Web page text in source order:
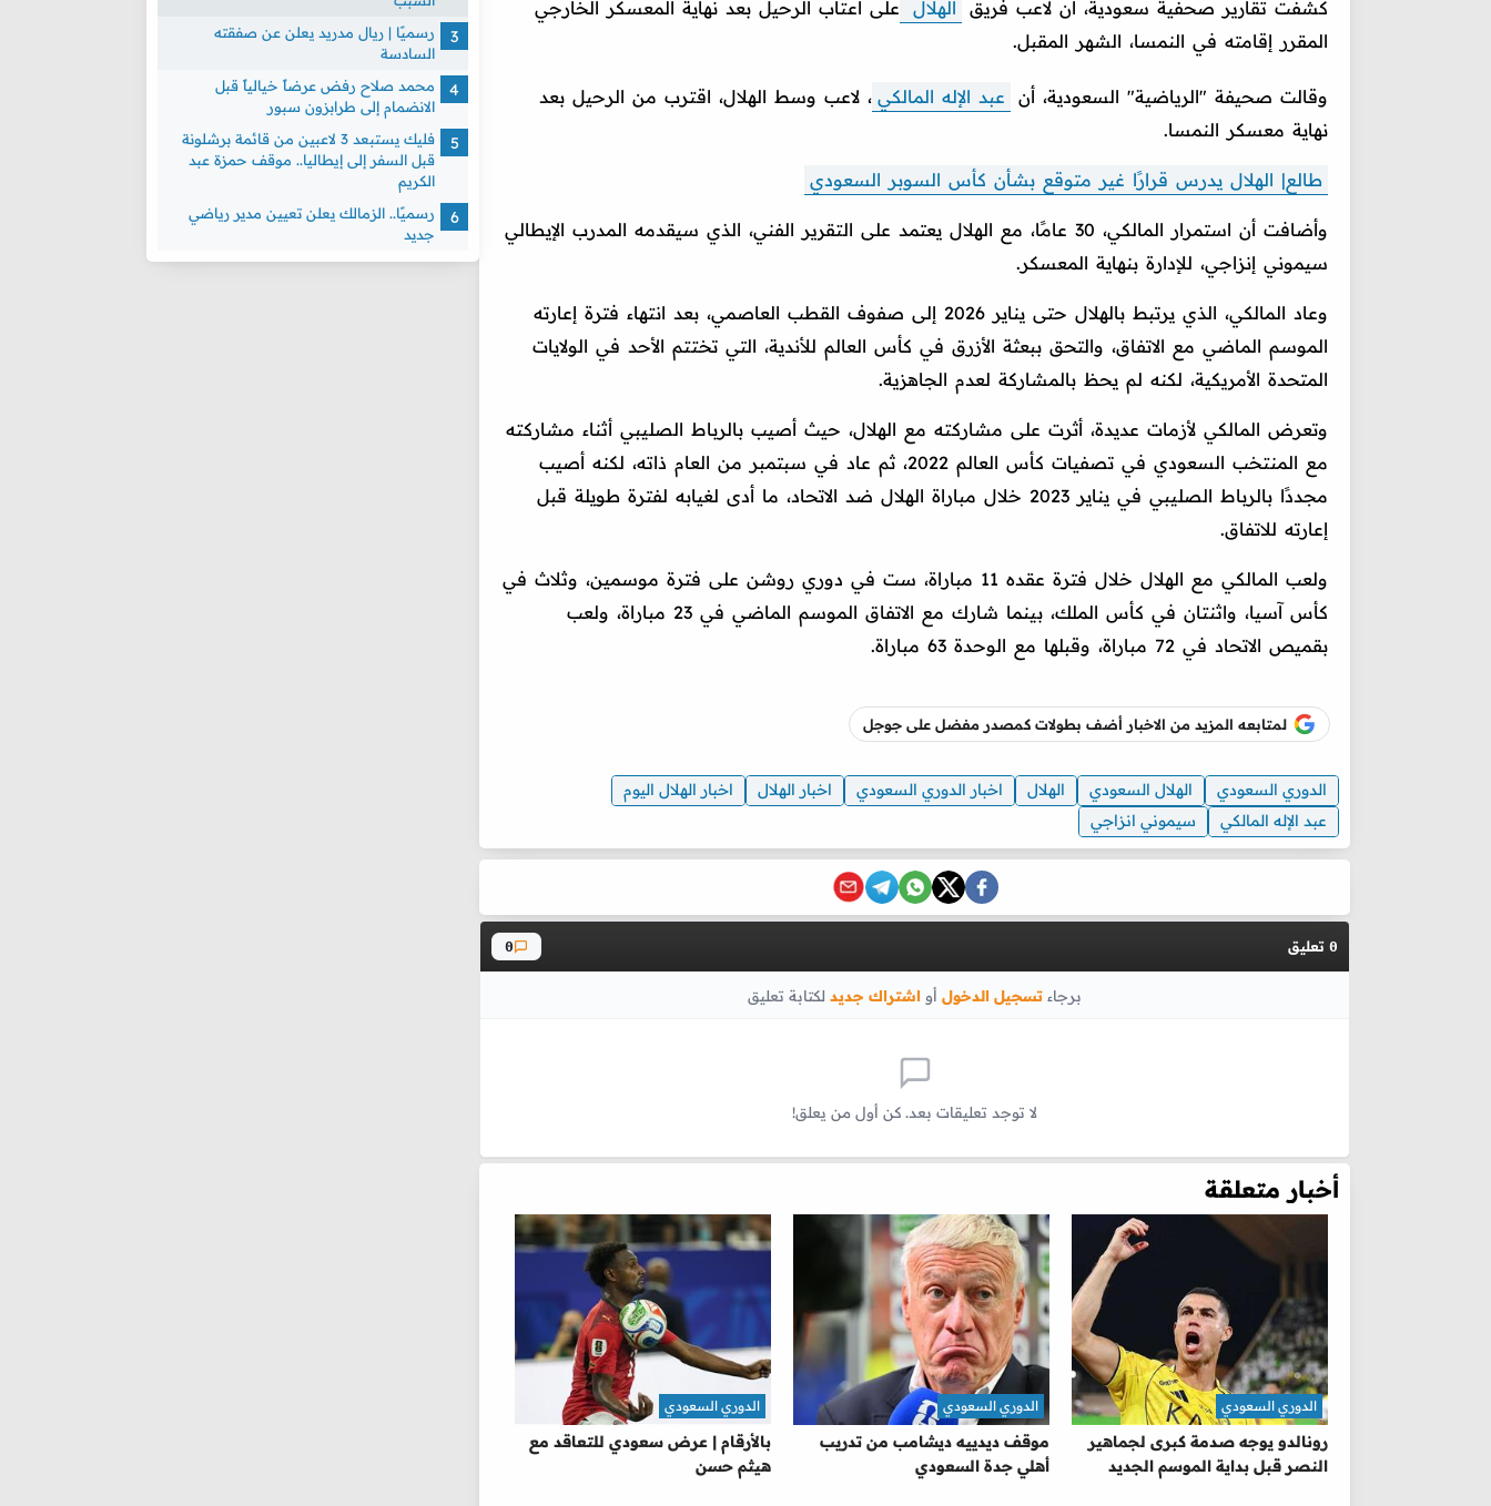
كشفت تقارير صحفية سعودية، أن لاعب فريق الهلال
على أعتاب الرحيل بعد نهاية المعسكر الخارجي
المقرر إقامته في النمسا، الشهر المقبل.
وقالت صحيفة "الرياضية" السعودية، أن عبد الإله المالكي ، لاعب وسط الهلال، اقترب من الرحيل بعد
نهاية معسكر النمسا.
طالع| الهلال يدرس قرارًا غير متوقع بشأن كأس السوبر السعودي
وأضافت أن استمرار المالكي، 30 عامًا، مع الهلال يعتمد على التقرير الفني، الذي سيقدمه المدرب الإيطالي
سيموني إنزاجي، للإدارة بنهاية المعسكر.
وعاد المالكي، الذي يرتبط بالهلال حتى يناير 2026 إلى صفوف القطب العاصمي، بعد انتهاء فترة إعارته
الموسم الماضي مع الاتفاق، والتحق ببعثة الأزرق في كأس العالم للأندية، التي تختتم الأحد في الولايات
المتحدة الأمريكية، لكنه لم يحظ بالمشاركة لعدم الجاهزية.
وتعرض المالكي لأزمات عديدة، أثرت على مشاركته مع الهلال، حيث أصيب بالرباط الصليبي أثناء مشاركته
مع المنتخب السعودي في تصفيات كأس العالم 2022، ثم عاد في سبتمبر من العام ذاته، لكنه أصيب
مجددًا بالرباط الصليبي في يناير 2023 خلال مباراة الهلال ضد الاتحاد، ما أدى لغيابه لفترة طويلة قبل
إعارته للاتفاق.
ولعب المالكي مع الهلال خلال فترة عقده 11 مباراة، ست في دوري روشن على فترة موسمين، وثلاث في
كأس آسيا، واثنتان في كأس الملك، بينما شارك مع الاتفاق الموسم الماضي في 23 مباراة، ولعب
بقميص الاتحاد في 72 مباراة، وقبلها مع الوحدة 63 مباراة.
لمتابعه المزيد من الاخبار أضف بطولات كمصدر مفضل على جوجل
الدوري السعودي الهلال السعودي الهلال اخبار الدوري السعودي اخبار الهلال
اخبار الهلال اليوم
عبد الإله المالكي
سيموني انزاجي
0 تعليق 0
برجاء تسجيل الدخول أو اشتراك جديد لكتابة تعليق
لا توجد تعليقات بعد. كن أول من يعلق!
أخبار متعلقة
رونالدو يوجه صدمة كبرى لجماهير
النصر قبل بداية الموسم الجديد
الدوري السعودي
موقف ديدييه ديشامب من تدريب
أهلي جدة السعودي
الدوري السعودي
بالأرقام | عرض سعودي للتعاقد مع
هيثم حسن
الدوري السعودي
رسميًا | ريال مدريد يعلن عن صفقته
السادسة
محمد صلاح رفض عرضاً خيالياً قبل
الانضمام إلى طرابزون سبور
فليك يستبعد 3 لاعبين من قائمة برشلونة
قبل السفر إلى إيطاليا.. موقف حمزة عبد
الكريم
رسميًا.. الزمالك يعلن تعيين مدير رياضي
جديد